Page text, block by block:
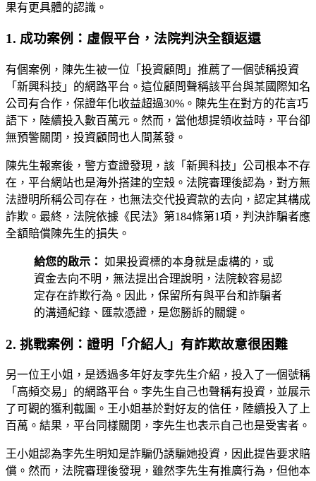
果有更具體的認識。
1. 成功案例：虛假平台，法院判決全額返還
有個案例，陳先生被一位「投資顧問」推薦了一個號稱投資
「新興科技」的網路平台。這位顧問聲稱該平台與某國際知名
公司有合作，保證年化收益超過30%。陳先生在對方的花言巧
語下，陸續投入數百萬元。然而，當他想提領收益時，平台卻
無預警關閉，投資顧問也人間蒸發。
陳先生報案後，警方查證發現，該「新興科技」公司根本不存
在，平台網站也是海外搭建的空殼。法院審理後認為，對方無
法證明所稱公司存在，也無法交代投資款的去向，認定其構成
詐欺。最終，法院依據《民法》第184條第1項，判決詐騙者應
全額賠償陳先生的損失。
給您的啟示： 如果投資標的本身就是虛構的，或
資金去向不明，無法提出合理說明，法院較容易認
定存在詐欺行為。因此，保留所有與平台和詐騙者
的溝通紀錄、匯款憑證，是您勝訴的關鍵。
2. 挑戰案例：證明「介紹人」有詐欺故意很困難
另一位王小姐，是透過多年好友李先生介紹，投入了一個號稱
「高頻交易」的網路平台。李先生自己也聲稱有投資，並展示
了可觀的獲利截圖。王小姐基於對好友的信任，陸續投入了上
百萬。結果，平台同樣關閉，李先生也表示自己也是受害者。
王小姐認為李先生明知是詐騙仍誘騙她投資，因此提告要求賠
償。然而，法院審理後發現，雖然李先生有推廣行為，但他本